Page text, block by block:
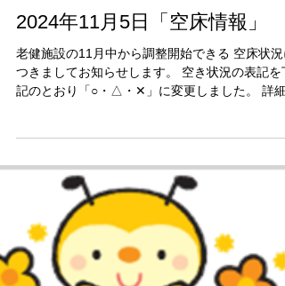
jim-n4
2024年11月5日
老健施設の11月中から調整開始できる 空床状況
記のとおり「○・△・✕」に変更しました。 詳細
況につきましては支援相談員までお問い合わせく
ださい。 ・多床室（男性） 在宅支援
✕ （空き無し）...